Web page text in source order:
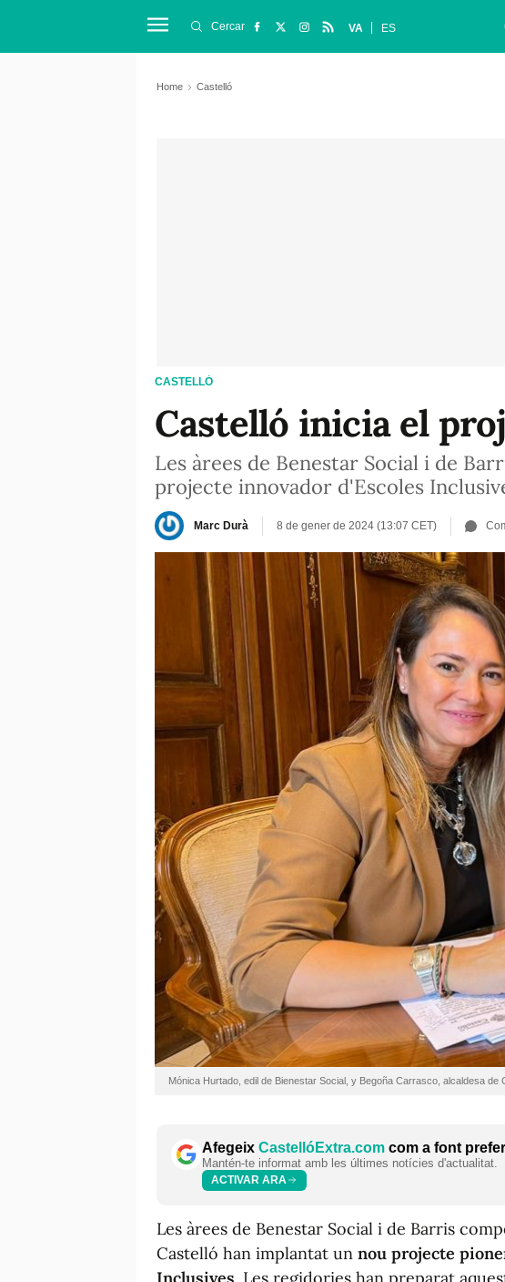
Cercar VA ES
Home Castelló
CASTELLÓ
Castelló inicia el
Les àrees de Benestar Social i de
projecte innovador d'Escoles
Marc Durà 8 de gener de 2024 (13:07 CET)
Mónica Hurtado, edil de Bienestar Social, y Begoña Carrasco, alcaldesa de
Afegeix CastellóExtra.com com a font
Mantén-te informat amb les últimes notícies d'actualitat.
ACTIVAR ARA
Les àrees de Benestar Social i de Barris
Castelló han implantat un nou projecte
Inclusives. Les regidories han preparat